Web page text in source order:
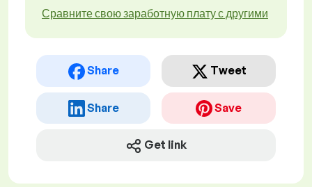
Сравните свою заработную плату с другими
Share Tweet
Share Save
Get link